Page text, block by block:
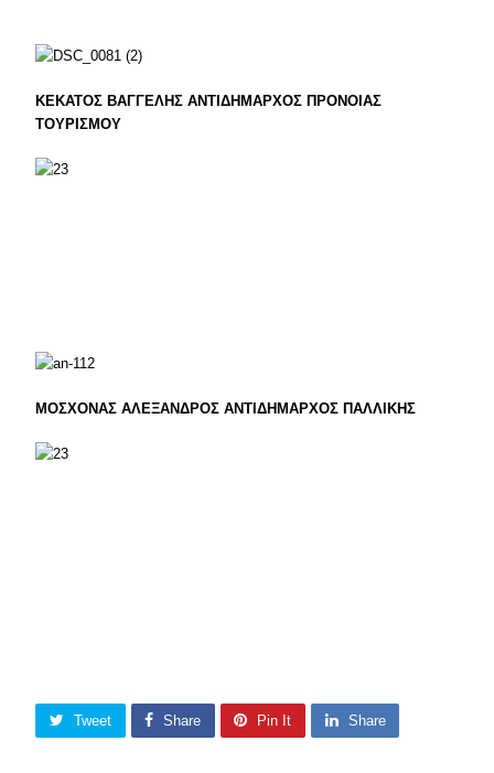
ΚΕΚΑΤΟΣ ΒΑΓΓΕΛΗΣ ΑΝΤΙΔΗΜΑΡΧΟΣ ΠΡΟΝΟΙΑΣ
ΤΟΥΡΙΣΜΟΥ
ΜΟΣΧΟΝΑΣ ΑΛΕΞΑΝΔΡΟΣ ΑΝΤΙΔΗΜΑΡΧΟΣ ΠΑΛΛΙΚΗΣ
Tweet Share Pin It Share